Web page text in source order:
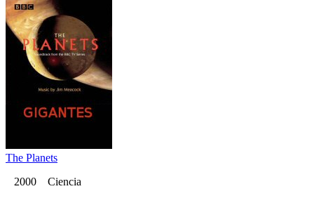
The Planets
2000 Ciencia